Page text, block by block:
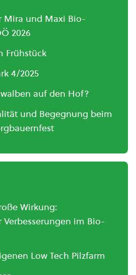
Mira und Maxi Bio-
2026
Frühstück
4/2025
auf den Hof?
und Begegnung beim
Wirkung:
im Bio-
Low Tech Pilzfarm